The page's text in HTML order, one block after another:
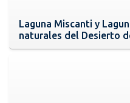
Laguna Miscanti y
naturales del Desierto